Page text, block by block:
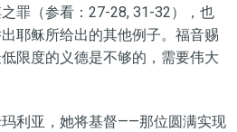
之罪（参看：27-28, 31-32） ， 也
耶稣所给出的其他例子。福音赐
限度的义德是不够的，需要伟大
利亚，她将基督——那位圆满实现